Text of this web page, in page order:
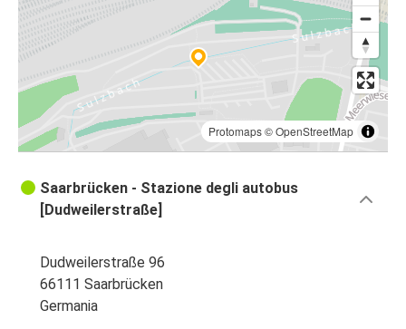
Protomaps©OpenStreetMap
Saarbrücken - Stazione degli autobus
[Dudweilerstraße]
Dudweilerstraße 96
66111 Saarbrücken
Germania